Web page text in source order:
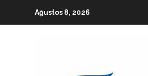
Ağustos 8, 2026